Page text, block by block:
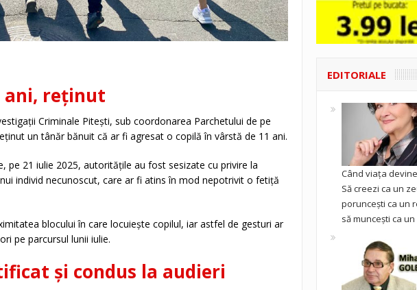
ani, reținut
Criminale Pitești, sub coordonarea Parchetului de pe
un tânăr bănuit că ar fi agresat o copilă în vârstă de 11 ani.
pe 21 iulie 2025, autoritățile au fost sesizate cu privire la
individ necunoscut, care ar fi atins în mod nepotrivit o fetiță
blocului în care locuiește copilul, iar astfel de gesturi ar
pe parcursul lunii iulie.
și condus la audieri
EDITORIALE
Când viața
Să creezi ca un
poruncești ca un
să muncești ca un